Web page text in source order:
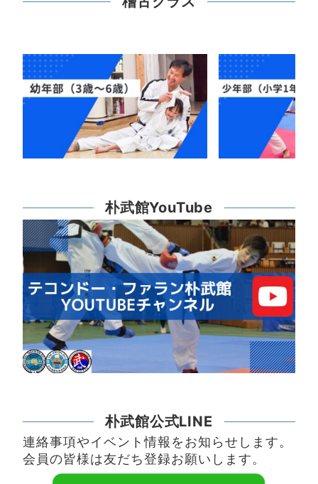
朴武館YouTube
朴武館公式LINE
連絡事項やイベント情報をお知らせします。
会員の皆様は友だち登録お願いします。